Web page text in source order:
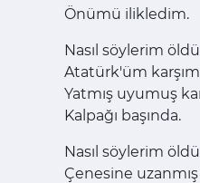
Önümü ilikledim.
Nasıl söylerim
Atatürk'üm
Yatmış uyumuş
Kalpağı başında.
Nasıl söylerim
Çenesine